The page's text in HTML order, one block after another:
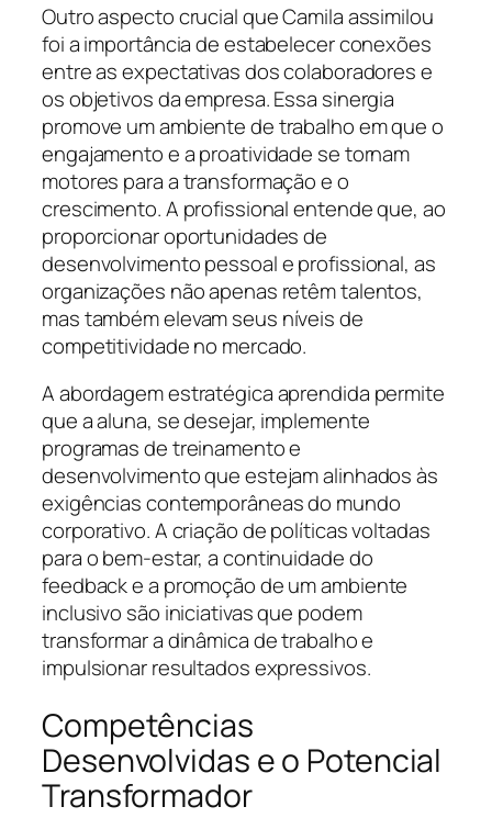
Outro aspecto crucial que Camila assimilou
foi a importância de estabelecer conexões
entre as expectativas dos colaboradores e
os objetivos da empresa. Essa sinergia
promove um ambiente de trabalho em que o
engajamento e a proatividade se tornam
motores para a transformação e o
crescimento. A profissional entende que, ao
proporcionar oportunidades de
desenvolvimento pessoal e profissional, as
organizações não apenas retêm talentos,
mas também elevam seus níveis de
competitividade no mercado.
A abordagem estratégica aprendida permite
que a aluna, se desejar, implemente
programas de treinamento e
desenvolvimento que estejam alinhados às
exigências contemporâneas do mundo
corporativo. A criação de políticas voltadas
para o bem-estar, a continuidade do
feedback e a promoção de um ambiente
inclusivo são iniciativas que podem
transformar a dinâmica de trabalho e
impulsionar resultados expressivos.
Competências
Desenvolvidas e o Potencial
Transformador